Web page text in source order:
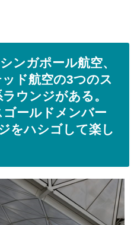
ンガポール航空、
ド航空の3つのス
ウンジがある。
ールドメンバー
をハシゴして楽し